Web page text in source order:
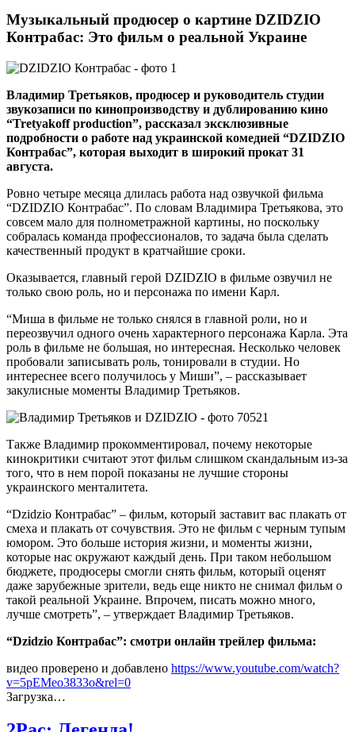
Музыкальный продюсер о картине DZIDZIO
Контрабас: Это фильм о реальной Украине
Владимир Третьяков, продюсер и руководитель студии
звукозаписи по кинопроизводству и дублированию кино
“Tretyakoff production”, рассказал эксклюзивные
подробности о работе над украинской комедией “DZIDZIO
Контрабас”, которая выходит в широкий прокат 31
августа.
Ровно четыре месяца длилась работа над озвучкой фильма
“DZIDZIO Контрабас”. По словам Владимира Третьякова, это
совсем мало для полнометражной картины, но поскольку
собралась команда профессионалов, то задача была сделать
качественный продукт в кратчайшие сроки.
Оказывается, главный герой DZIDZIO в фильме озвучил не
только свою роль, но и персонажа по имени Карл.
“Миша в фильме не только снялся в главной роли, но и
переозвучил одного очень характерного персонажа Карла. Эта
роль в фильме не большая, но интересная. Несколько человек
пробовали записывать роль, тонировали в студии. Но
интереснее всего получилось у Миши”, – рассказывает
закулисные моменты Владимир Третьяков.
Также Владимир прокомментировал, почему некоторые
кинокритики считают этот фильм слишком скандальным из-за
того, что в нем порой показаны не лучшие стороны
украинского менталитета.
“Dzidzio Контрабас” – фильм, который заставит вас плакать от
смеха и плакать от сочувствия. Это не фильм с черным тупым
юмором. Это больше история жизни, и моменты жизни,
которые нас окружают каждый день. При таком небольшом
бюджете, продюсеры смогли снять фильм, который оценят
даже зарубежные зрители, ведь еще никто не снимал фильм о
такой реальной Украине. Впрочем, писать можно много,
лучше смотреть”, – утверждает Владимир Третьяков.
“Dzidzio Контрабас”: смотри онлайн трейлер фильма:
видео проверено и добавлено https://www.youtube.com/watch?
v=5pEMeo3833o&rel=0
Загрузка…